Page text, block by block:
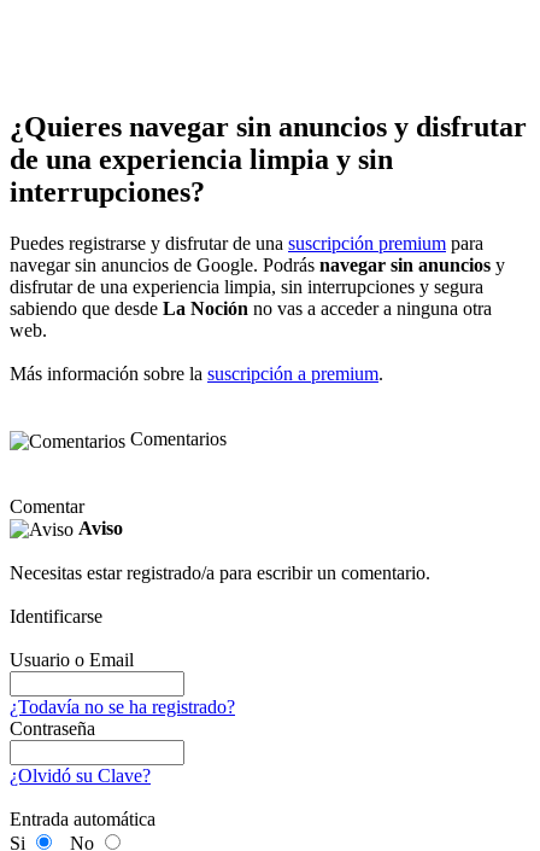
¿Quieres navegar sin anuncios y disfrutar
de una experiencia limpia y sin
interrupciones?
Puedes registrarse y disfrutar de una suscripción premium para
navegar sin anuncios de Google. Podrás navegar sin anuncios y
disfrutar de una experiencia limpia, sin interrupciones y segura
sabiendo que desde La Noción no vas a acceder a ninguna otra
web.
Más información sobre la suscripción a premium.
Comentarios
Comentar
Aviso
Necesitas estar registrado/a para escribir un comentario.
Identificarse
Usuario o Email
¿Todavía no se ha registrado?
Contraseña
¿Olvidó su Clave?
Entrada automática
Si
No